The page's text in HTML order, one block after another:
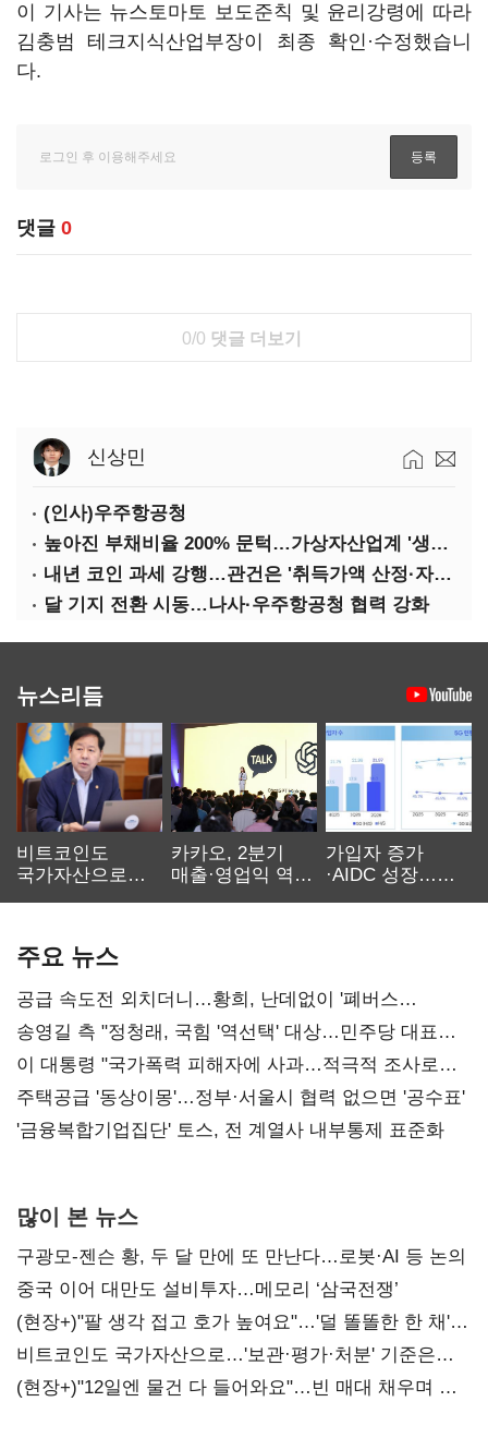
이 기사는 뉴스토마토 보도준칙 및 윤리강령에 따라
김충범 테크지식산업부장이 최종 확인·수정했습니
다.
댓글 0
0/0 댓글 더보기
신상민
(인사)우주항공청
높아진 부채비율 200% 문턱…가상자산업계 '생존 시험대'
내년 코인 과세 강행…관건은 '취득가액 산정·자산 이동'
달 기지 전환 시동…나사·우주항공청 협력 강화
뉴스리듬
비트코인도
국가자산으로…'
카카오, 2분기
매출·영업익 역대
가입자 증가
·AIDC 성장…
주요 뉴스
공급 속도전 외치더니…황희, 난데없이 '폐버스
리모델링' 제안
송영길 측 "정청래, 국힘 '역선택' 대상…민주당 대표로
총선 지휘 못해"
이 대통령 "국가폭력 피해자에 사과…적극적 조사로
진실 밝혀야"
주택공급 '동상이몽'…정부·서울시 협력 없으면 '공수표'
'금융복합기업집단' 토스, 전 계열사 내부통제 표준화
많이 본 뉴스
구광모-젠슨 황, 두 달 만에 또 만난다…로봇·AI 등 논의
중국 이어 대만도 설비투자…메모리 ‘삼국전쟁’
(현장+)"팔 생각 접고 호가 높여요"…'덜 똘똘한 한 채'
20억 키맞추기
비트코인도 국가자산으로…'보관·평가·처분' 기준은
숙제
(현장+)"12일엔 물건 다 들어와요"…빈 매대 채우며 문